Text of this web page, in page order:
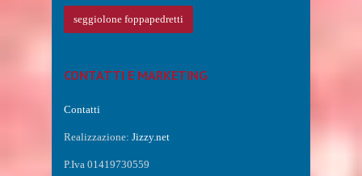
seggiolone foppapedretti
CONTATTI E MARKETING
Contatti
Realizzazione: Jizzy.net
P.Iva 01419730559